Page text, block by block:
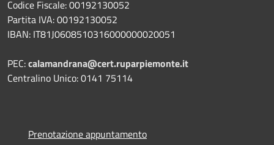
Codice Fiscale: 00192130052
Partita IVA: 00192130052
IBAN: IT81J0608510316000000020051
PEC:calamandrana@cert.ruparpiemonte.it
Centralino Unico: 0141 75114
Prenotazione appuntamento